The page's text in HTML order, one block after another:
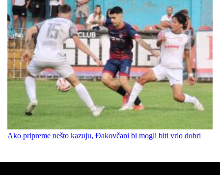
Ako pripreme nešto kazuju, Đakovčani bi mogli biti vrlo dobri